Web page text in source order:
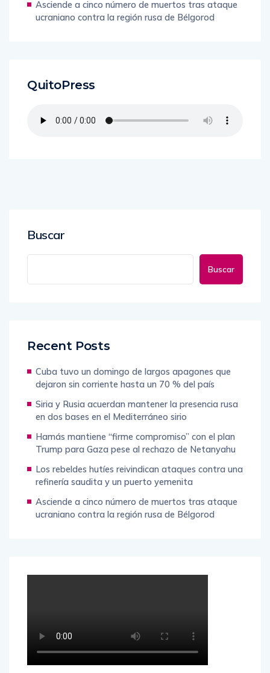
Asciende a cinco número de muertos tras ataque
ucraniano contra la región rusa de Bélgorod
QuitoPress
Buscar
Buscar
Recent Posts
Cuba tuvo un domingo de largos apagones que
dejaron sin corriente hasta un 70 % del país
Siria y Rusia acuerdan mantener la presencia rusa
en dos bases en el Mediterráneo sirio
Hamás mantiene “firme compromiso” con el plan
Trump para Gaza pese al rechazo de Netanyahu
Los rebeldes hutíes reivindican ataques contra una
refinería saudita y un puerto yemenita
Asciende a cinco número de muertos tras ataque
ucraniano contra la región rusa de Bélgorod